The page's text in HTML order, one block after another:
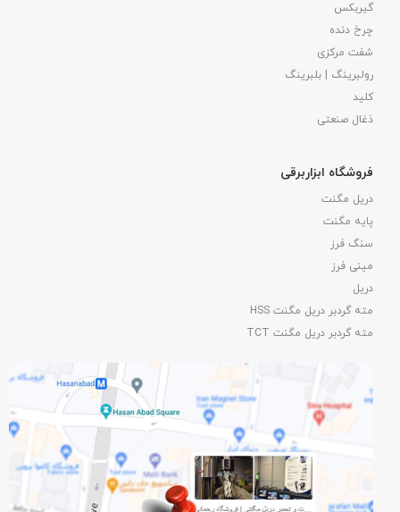
گیربکس
چرخ دنده
شفت مرکزی
رولبرینگ | بلبرینگ
کلید
ذغال صنعتی
فروشگاه ابزاربرقی
دریل مگنت
پایه مگنت
سنگ فرز
مینی فرز
دریل
مته گردبر دریل مگنت HSS
مته گردبر دریل مگنت TCT